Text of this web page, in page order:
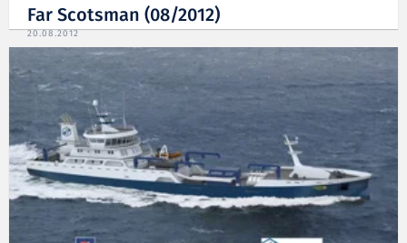
Far Scotsman (08/2012)
20.08.2012